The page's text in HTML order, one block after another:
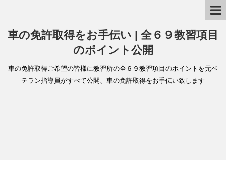
車の免許取得をお手伝い | 全６９教習項目
のポイント公開
車の免許取得ご希望の皆様に教習所の全６９教習項目のポイントを元ベ
テラン指導員がすべて公開、車の免許取得をお手伝い致します